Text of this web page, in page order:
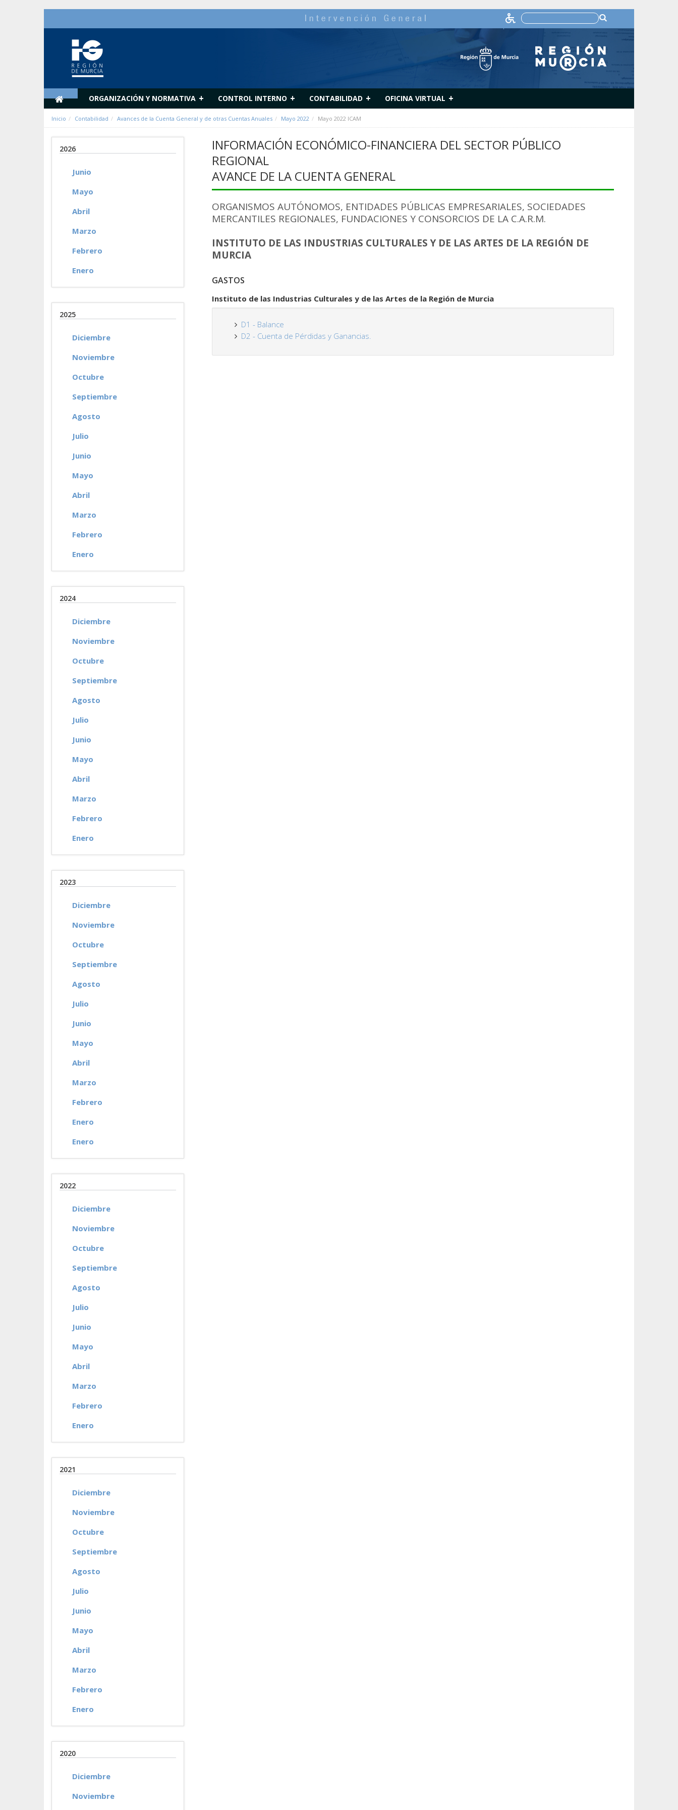
ORGANIZACIÓN Y NORMATIVA + CONTROL INTERNO + CONTABILIDAD + OFICINA VIRTUAL +
Inicio Contabilidad Avances de la Cuenta General y de otras Cuentas Anuales Mayo 2022 Mayo 2022 ICAM
2026
Junio
Mayo
Abril
Marzo
Febrero
Enero
2025
Diciembre
Noviembre
Octubre
Septiembre
Agosto
Julio
Junio
Mayo
Abril
Marzo
Febrero
Enero
2024
Diciembre
Noviembre
Octubre
Septiembre
Agosto
Julio
Junio
Mayo
Abril
Marzo
Febrero
Enero
2023
Diciembre
Noviembre
Octubre
Septiembre
Agosto
Julio
Junio
Mayo
Abril
Marzo
Febrero
Enero
Enero
2022
Diciembre
Noviembre
Octubre
Septiembre
Agosto
Julio
Junio
Mayo
Abril
Marzo
Febrero
Enero
2021
Diciembre
Noviembre
Octubre
Septiembre
Agosto
Julio
Junio
Mayo
Abril
Marzo
Febrero
Enero
2020
Diciembre
Noviembre
INFORMACIÓN ECONÓMICO-FINANCIERA DEL SECTOR PÚBLICO
REGIONAL
AVANCE DE LA CUENTA GENERAL
ORGANISMOS AUTÓNOMOS, ENTIDADES PÚBLICAS EMPRESARIALES, SOCIEDADES
MERCANTILES REGIONALES, FUNDACIONES Y CONSORCIOS DE LA C.A.R.M.
INSTITUTO DE LAS INDUSTRIAS CULTURALES Y DE LAS ARTES DE LA REGIÓN DE
MURCIA
GASTOS
Instituto de las Industrias Culturales y de las Artes de la Región de Murcia
D1 - Balance
D2 - Cuenta de Pérdidas y Ganancias.